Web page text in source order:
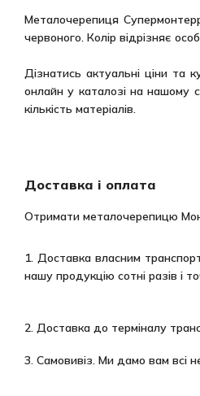
Металочерепиця
червоного. Колір відрізняє
Дізнатись актуальні ціни
онлайн у каталозі на нашому
кількість матеріалів.
Доставка і оплата
Отримати металочерепицю
1. Доставка власним
нашу продукцію сотні разів і
2. Доставка до терміналу
3. Самовивіз. Ми дамо вам всі